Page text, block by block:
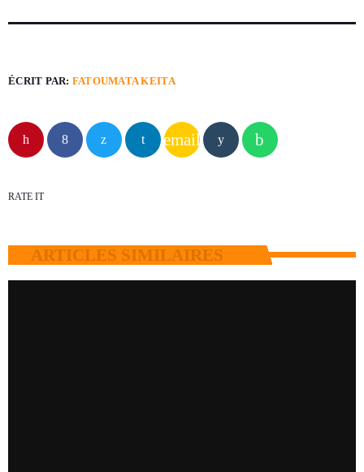
ÉCRIT PAR: FATOUMATA KEITA
email
RATE IT
ARTICLES SIMILAIRES